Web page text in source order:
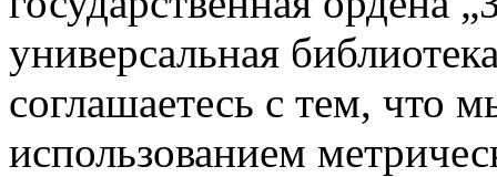
универсальная
соглашаетесь с тем, что
использованием